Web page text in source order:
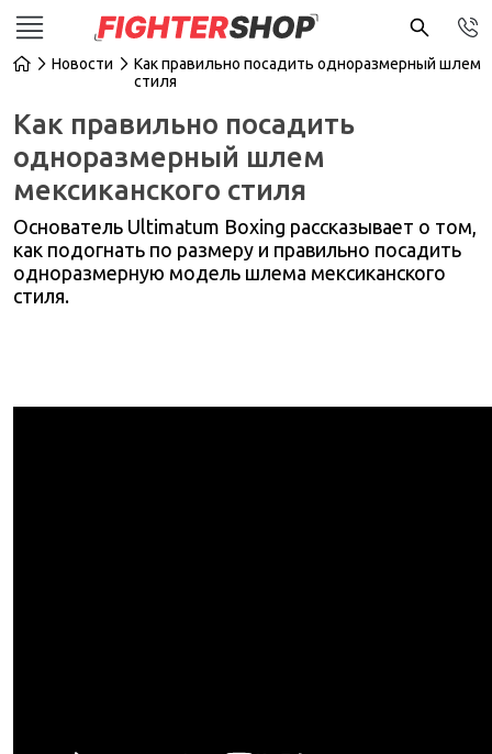
Новости
Как правильно посадить одноразмерный шлем
стиля
Как правильно посадить
одноразмерный шлем
мексиканского стиля
Основатель Ultimatum Boxing рассказывает о том,
как подогнать по размеру и правильно посадить
одноразмерную модель шлема мексиканского
стиля.